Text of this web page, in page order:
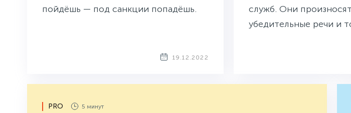
пойдёшь — под санкции попадёшь.
который успокоит и покажет точки
ответит на этот запрос, сможет
19.12.2022
служб. Они произносят
убедительные речи и
же самое делает
большой интерес у
PRO 5 минут